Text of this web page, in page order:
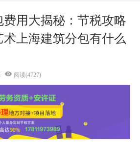
费用大揭秘：节税攻略
上海建筑分包有什么
阅读(4727)